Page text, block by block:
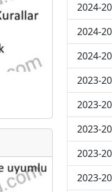
2024-
2024-
2024-
2023-
2023-
2023-
2023-
2023-